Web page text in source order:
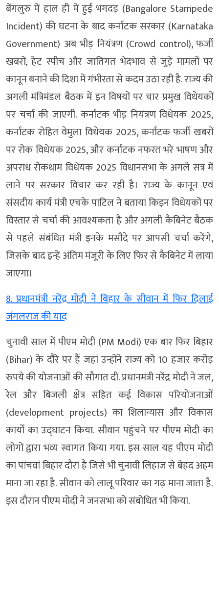
बेंगलुरु में हाल ही में हुई भगदड़ (Bangalore Stampede
Incident) की घटना के बाद कर्नाटक सरकार (Karnataka
Government) अब भीड़ नियंत्रण (Crowd control), फर्जी
खबरों, हेट स्पीच और जातिगत भेदभाव से जुड़े मामलों पर
कानून बनाने की दिशा में गंभीरता से कदम उठा रही है. राज्य की
अगली मंत्रिमंडल बैठक में इन विषयों पर चार प्रमुख विधेयकों
पर चर्चा की जाएगी. कर्नाटक भीड़ नियंत्रण विधेयक 2025,
कर्नाटक रोहित वेमुला विधेयक 2025, कर्नाटक फर्जी खबरों
पर रोक विधेयक 2025, और कर्नाटक नफरत भरे भाषण और
अपराध रोकथाम विधेयक 2025 विधानसभा के अगले सत्र में
लाने पर सरकार विचार कर रही है। राज्य के कानून एवं
संसदीय कार्य मंत्री एचके पाटिल ने बताया किइन विधेयकों पर
विस्तार से चर्चा की आवश्यकता है और अगली कैबिनेट बैठक
से पहले संबंधित मंत्री इनके मसौदे पर आपसी चर्चा करेंगे,
जिसके बाद इन्हें अंतिम मंजूरी के लिए फिर से कैबिनेट में लाया
जाएगा।
8. प्रधानमंत्री नरेंद्र मोदी ने बिहार के सीवान में फिर दिलाई
जंगलराज की याद
चुनावी साल में पीएम मोदी (PM Modi) एक बार फिर बिहार
(Bihar) के दौरे पर हैं जहां उन्होंने राज्य को 10 हजार करोड़
रुपये की योजनाओं की सौगात दी. प्रधानमंत्री नरेंद्र मोदी ने जल,
रेल और बिजली क्षेत्र सहित कई विकास परियोजनाओं
(development projects) का शिलान्यास और विकास
कार्यों का उद्घाटन किया. सीवान पहुंचने पर पीएम मोदी का
लोगों द्वारा भव्य स्वागत किया गया. इस साल यह पीएम मोदी
का पांचवां बिहार दौरा है जिसे भी चुनावी लिहाज से बेहद अहम
माना जा रहा है. सीवान को लालू परिवार का गढ़ माना जाता है.
इस दौरान पीएम मोदी ने जनसभा को संबोधित भी किया.